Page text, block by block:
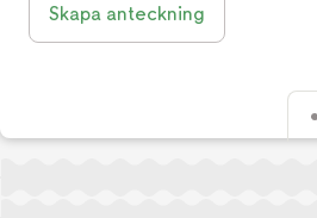
Skapa anteckning